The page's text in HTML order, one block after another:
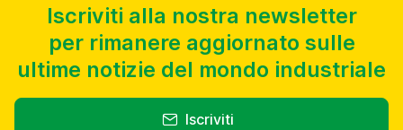
Iscriviti alla nostra newsletter
per rimanere aggiornato sulle
ultime notizie del mondo industriale
Iscriviti